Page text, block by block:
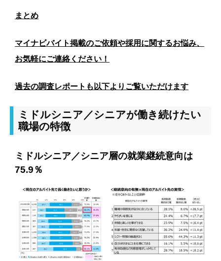
まとめ
マイナビバイト掲載のご依頼や採用に関するお悩み、
お気軽にご連絡ください！
過去の調査レポートも以下よりご覧いただけます
ミドルシニア／シニアが働き続けたい
職場の特徴
ミドルシニア／シニア層の就業継続意向は
75.9％